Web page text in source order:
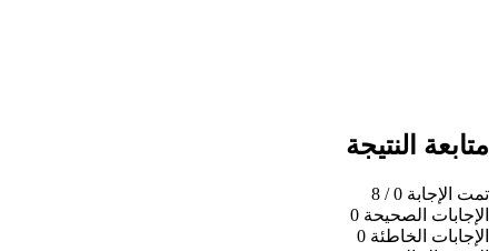
متابعة النتيجة
تمت الإجابة 0
/ 8
الإجابات الصحيحة 0
الإجابات الخاطئة 0